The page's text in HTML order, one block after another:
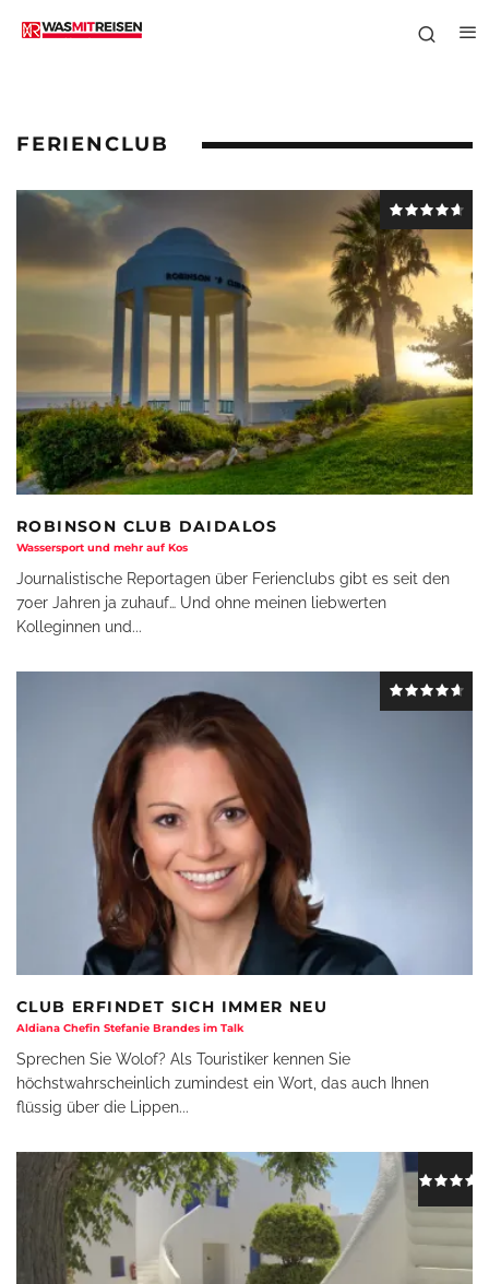
FERIENCLUB
ROBINSON CLUB DAIDALOS
Wassersport und mehr auf Kos
Journalistische Reportagen über Ferienclubs gibt es seit den
70er Jahren ja zuhauf… Und ohne meinen liebwerten
Kolleginnen und...
CLUB ERFINDET SICH IMMER NEU
Aldiana Chefin Stefanie Brandes im Talk
Sprechen Sie Wolof? Als Touristiker kennen Sie
höchstwahrscheinlich zumindest ein Wort, das auch Ihnen
flüssig über die Lippen...